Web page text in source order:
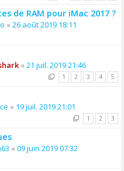
de RAM pour iMac 2017 ?
« 26 août 2019 18:11
« 21 juil. 2019 21:46
1 2 3 4 5
« 19 juil. 2019 21:01
1 2 3
« 09 juin 2019 07:32